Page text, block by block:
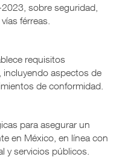
sobre seguridad,
férreas.
requisitos
incluyendo aspectos de
de conformidad.
para asegurar un
en México, en línea con
y servicios públicos.